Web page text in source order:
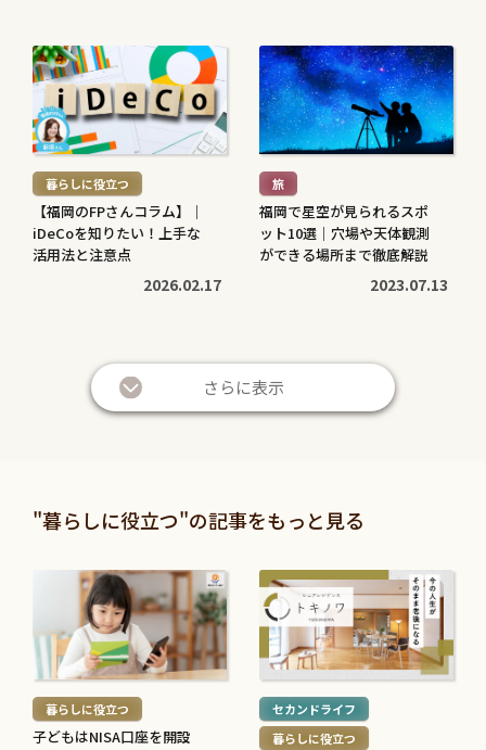
続
き
を
読
む
> 暮らしに役立つ
【福岡のFPさんコラム】｜
iDeCoを知りたい！上手な
活用法と注意点
2026.02.17
続
き
を
読
む
> 旅
福岡で星空が見られるスポ
ット10選｜穴場や天体観測
ができる場所まで徹底解説
2023.07.13
投資信託と株の違いは？仕
組みやリスク、利益などを
2026.05.28
き
を
退職金は定期預金で運用す
べき？メリット・デメリッ
2026.05.21
続
き
を
読
続
き
を
読
さらに表示
"暮らしに役立つ"の記事をもっと見る
を
読
む
> 暮らしに役立つ
子どもはNISA口座を開設
続
き
を
読
む
> セカンドライフ
暮らしに役立つ